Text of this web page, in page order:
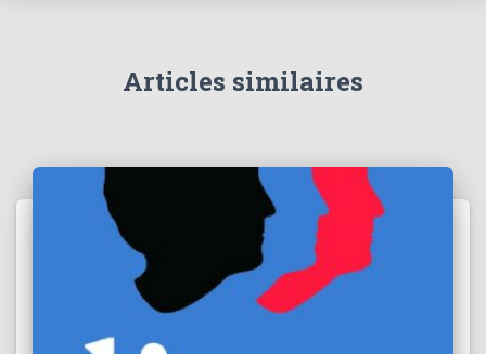
Articles similaires